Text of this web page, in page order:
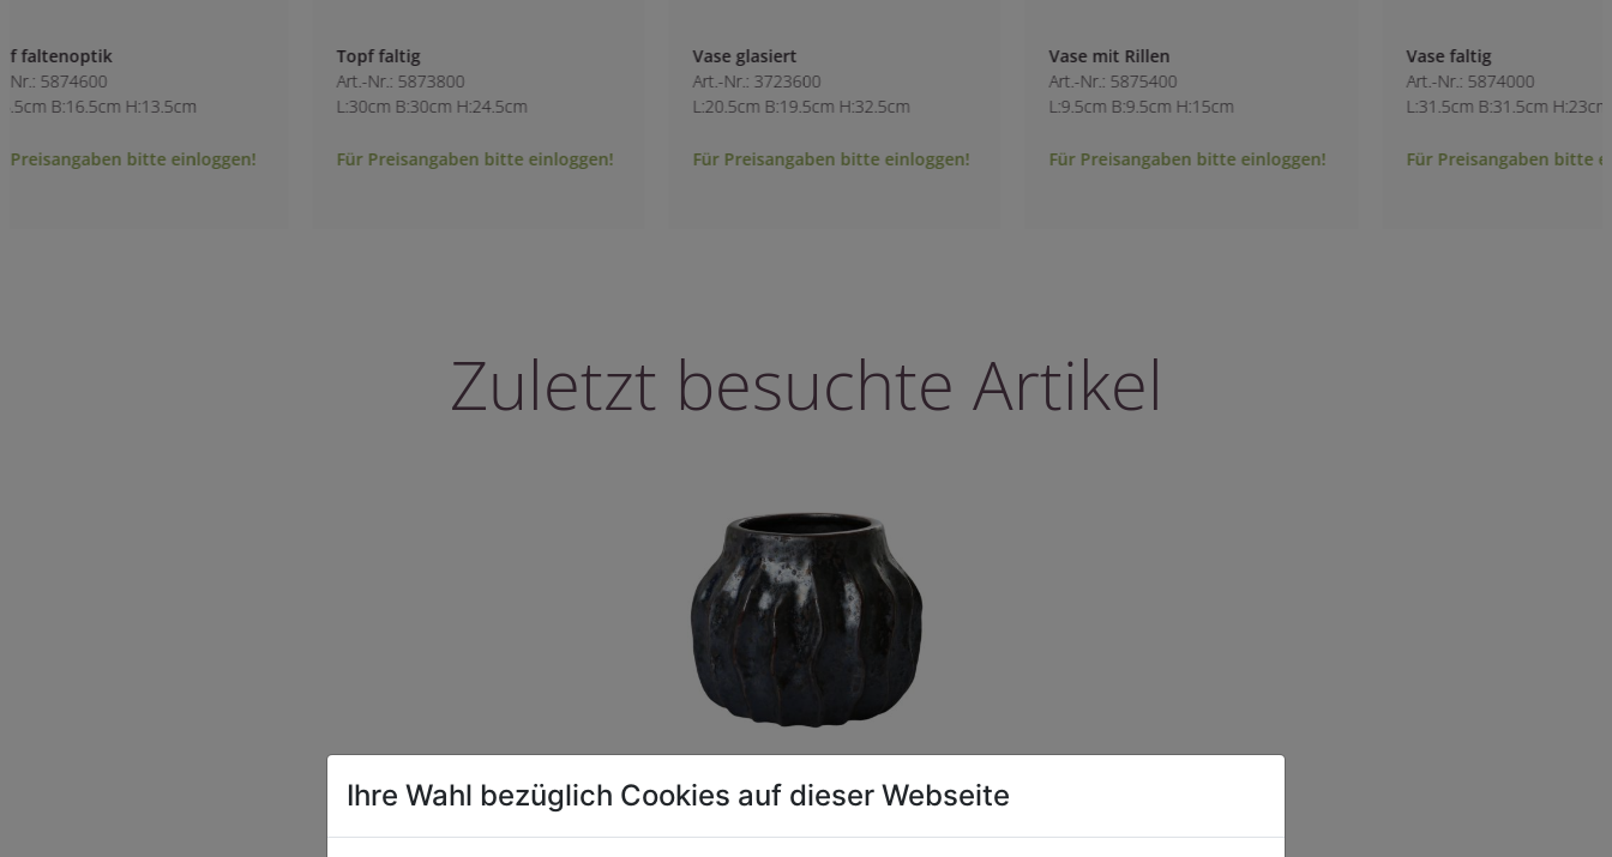
Topf faltig
Art.-Nr.: 5873800
L:30cm B:30cm H:24.5cm
Für Preisangaben bitte einloggen!
Vase glasiert
Art.-Nr.: 3723600
L:20.5cm B:19.5cm H:32.5cm
Für Preisangaben bitte einloggen!
Vase mit Rillen
Art.-Nr.: 5875400
L:9.5cm B:9.5cm H:15cm
Für Preisangaben bitte einloggen!
Vase faltig
Art.-Nr.: 5874000
L:31.5cm B:31.5cm H:23cm
Für Preisangaben bitte einloggen!
Vase glasiert
Art.-Nr.: 3724300
L:17.519cm
Für
Zuletzt besuchte Artikel
Ihre Wahl bezüglich Cookies auf dieser Webseite